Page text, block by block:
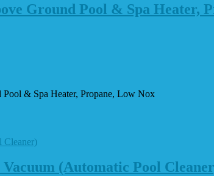
Ground Pool & Spa Heater,
& Spa Heater, Propane, Low Nox
(Automatic Pool